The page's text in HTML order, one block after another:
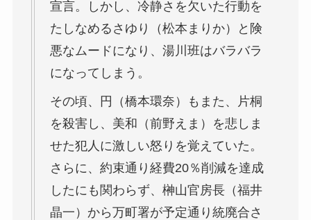
宣言。しかし、冷静さを欠いた行動を
たしなめるさゆり（松本まりか）と険
悪なムードになり、湯川班はバラバラ
になってしまう。
その頃、円（橋本環奈）もまた、片桐
を殺害し、美和（前野えま）を悲しま
せた犯人に激しい怒りを覚えていた。
さらに、約束通り経費20％削減を達成
したにも関わらず、榊山官房長（福井
晶一）から万町署が予定通り統廃合さ